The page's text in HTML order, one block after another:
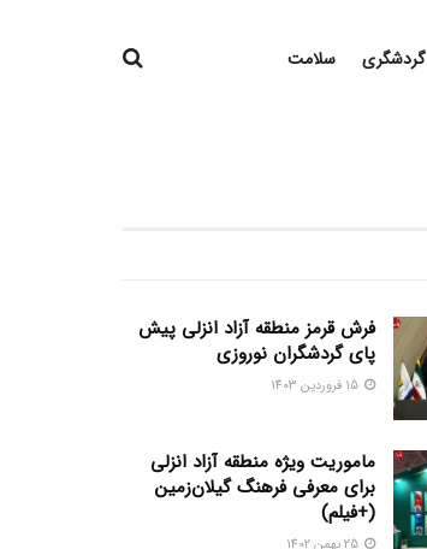
گردشگری سلامت
فرش قرمز منطقه آزاد انزلی پیش
پای گردشگران نوروزی
ماموریت ویژه منطقه آزاد انزلی
برای معرفی فرهنگ گیلان‌زمین
(+فیلم)